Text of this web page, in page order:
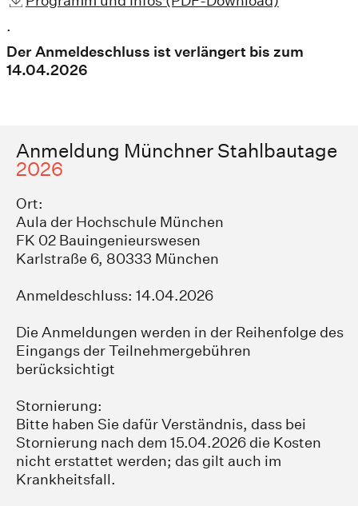
.
Der Anmeldeschluss ist verlängert bis zum
14.04.2026
Anmeldung Münchner Stahlbautage
2026
Ort:
Aula der Hochschule München
FK 02 Bauingenieurswesen
Karlstraße 6, 80333 München
Anmeldeschluss: 14.04.2026
Die Anmeldungen werden in der Reihenfolge des
Eingangs der Teilnehmergebühren
berücksichtigt
Stornierung:
Bitte haben Sie dafür Verständnis, dass bei
Stornierung nach dem 15.04.2026 die Kosten
nicht erstattet werden; das gilt auch im
Krankheitsfall.